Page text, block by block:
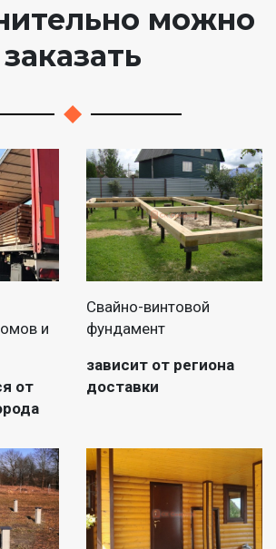
можно
заказать
и
от
Свайно-винтовой
фундамент
зависит от региона
доставки